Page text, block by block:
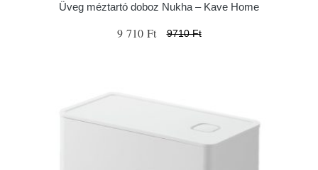
Üveg méztartó doboz Nukha – Kave Home
9 710 Ft 9710 Ft